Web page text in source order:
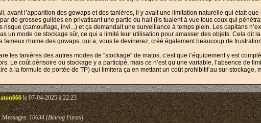
avant l’apparition des gowaps et des tanières, il y avait une limitation naturelle qui était
de grosses guildes en privatisant une partie du hall (ils tuaient à vue tous ceux qui
risque (camouflage, invi...) et ça demandait une surveillance à temps plein. Les capitans
un mode de stockage sûr, ce qui a limité leur utilisation pour amasser des objets. Cela dit
fameux rhume des gowaps, qui a, vous le devinerez, créé également beaucoup de
les tanières des autres modes de "stockage" de matos, c’est que l’équipement y est
Le coût dérisoire du stockage y a participé, mais ce n’est qu’une variable, l’absence de
à la formule de portée de TP) qui limitera ça en mettant un coût prohibitif au sur-
le 07-04-2025 à 22:23
10634 (Balrog Furax)